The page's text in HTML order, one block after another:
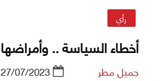
رأي
أخطاء السياسة .. وأمراضها
جميل مطر 27/07/2023